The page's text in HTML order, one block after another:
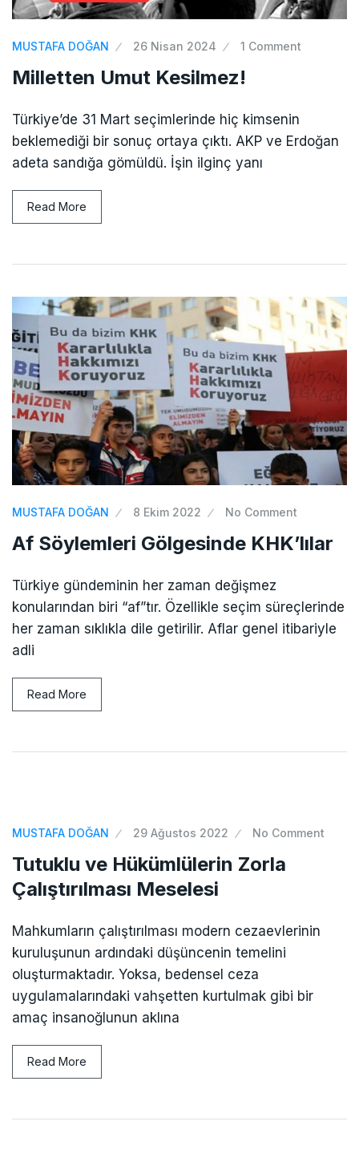
MUSTAFA DOĞAN 26 Nisan 2024 1 Comment
Milletten Umut Kesilmez!
Türkiye’de 31 Mart seçimlerinde hiç kimsenin
beklemediği bir sonuç ortaya çıktı. AKP ve Erdoğan
adeta sandığa gömüldü. İşin ilginç yanı
Read More
MUSTAFA DOĞAN 8 Ekim 2022 No Comment
Af Söylemleri Gölgesinde KHK’lılar
Türkiye gündeminin her zaman değişmez
konularından biri “af”tır. Özellikle seçim süreçlerinde
her zaman sıklıkla dile getirilir. Aflar genel itibariyle
adli
Read More
MUSTAFA DOĞAN 29 Ağustos 2022 No Comment
Tutuklu ve Hükümlülerin Zorla
Çalıştırılması Meselesi
Mahkumların çalıştırılması modern cezaevlerinin
kuruluşunun ardındaki düşüncenin temelini
oluşturmaktadır. Yoksa, bedensel ceza
uygulamalarındaki vahşetten kurtulmak gibi bir
amaç insanoğlunun aklına
Read More